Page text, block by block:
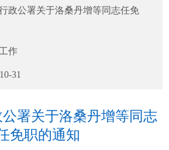
政公署关于洛桑丹增等同志任免
作
31
署关于洛桑丹增等同志
免职的通知